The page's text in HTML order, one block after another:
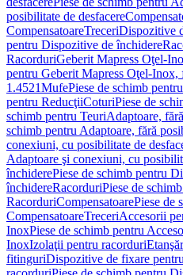
posibilitate de desfacere
CompensatoareTreceriDispozitive
pentru Dispozitive de închidere
RacorduriGeberit Mapress Oţel-
pentru Geberit Mapress Oţel-Inox,
1.4521MufePiese de schimb
pentru ReducţiiCoturiPiese de
schimb pentru TeuriAdaptoare,
schimb pentru Adaptoare, fără
conexiuni, cu posibilitate de
Adaptoare şi conexiuni, cu
închiderePiese de schimb pentru
închidereRacorduriPiese de
RacorduriCompensatoarePiese de
CompensatoareTreceriAccesorii
InoxPiese de schimb pentru
InoxIzolaţii pentru racorduri
fitinguriDispozitive de fixare